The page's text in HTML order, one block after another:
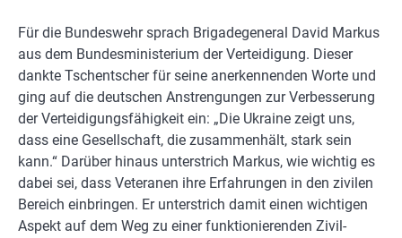
Für die Bundeswehr sprach Brigadegeneral David Markus
aus dem Bundesministerium der Verteidigung. Dieser
dankte Tschentscher für seine anerkennenden Worte und
ging auf die deutschen Anstrengungen zur Verbesserung
der Verteidigungsfähigkeit ein: „Die Ukraine zeigt uns,
dass eine Gesellschaft, die zusammenhält, stark sein
kann.“ Darüber hinaus unterstrich Markus, wie wichtig es
dabei sei, dass Veteranen ihre Erfahrungen in den zivilen
Bereich einbringen. Er unterstrich damit einen wichtigen
Aspekt auf dem Weg zu einer funktionierenden Zivil-